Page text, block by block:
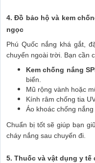
4. Đồ bảo hộ và kem
ngọc
Phú Quốc nắng khá gắt,
chuyển ngoài trời. Bạn cần
Kem chống nắng
biển.
Mũ rộng vành hoặc
Kính râm chống tia
Áo khoác chống
Chuẩn bị tốt sẽ giúp bạn
cháy nắng sau chuyến đi.
5. Thuốc và vật dụng y tế